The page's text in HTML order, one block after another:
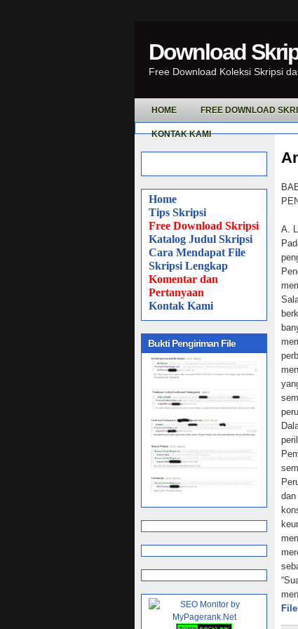
Download
Free Download Koleksi Skripsi
HOME FREE DOWNLOAD
KONTAK KAMI
Home
Tips Skripsi
Free Download Skripsi
Katalog Judul Skripsi
Cara Mendapat File
Skripsi Lengkap
Komentar dan
Pertanyaan
Kontak Kami
Bukti Pengiriman File
A.